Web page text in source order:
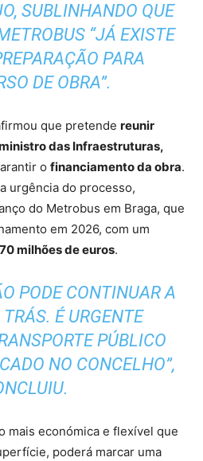
SUBLINHANDO QUE
“JÁ EXISTE
PARA
DE OBRA”.
que pretende reunir
das Infraestruturas,
o financiamento da obra.
urgência do processo,
do Metrobus em Braga, que
em 2026, com um
70 milhões de euros.
PODE CONTINUAR A
É URGENTE
PÚBLICO
NO CONCELHO”,
mais económica e flexível que
poderá marcar uma